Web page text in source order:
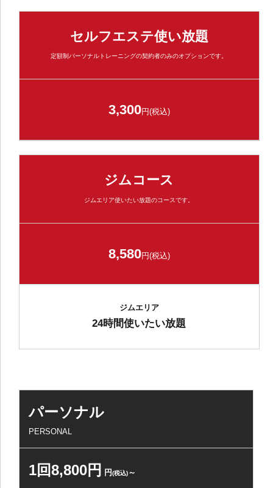
セルフエステ使い放題
定額制パーソナルトレーニングの契約者のみのオプションです。
3,300円(税込)
ジムコース
ジムエリア使いたい放題のコースです。
8,580円(税込)
ジムエリア
24時間使いたい放題
パーソナル
PERSONAL
1回8,800円 円(税込)～